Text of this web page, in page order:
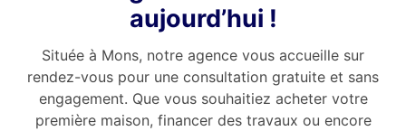
aujourd’hui !
Située à Mons, notre agence vous accueille sur
rendez-vous pour une consultation gratuite et sans
engagement. Que vous souhaitiez acheter votre
première maison, financer des travaux ou encore